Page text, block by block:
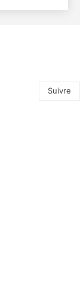
Suivre